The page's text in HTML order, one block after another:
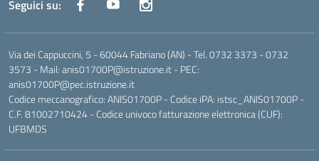
Seguici su:
Via dei Cappuccini, 5 - 60044 Fabriano (AN) - Tel. 0732 3373 - 0732
3573 - Mail: anis01700P@istruzione.it - PEC:
anis01700P@pec.istruzione.it
Codice meccanografico: ANIS01700P - Codice iPA: istsc_ANIS01700P -
C.F. 81002710424 - Codice univoco fatturazione elettronica (CUF):
UFBMDS